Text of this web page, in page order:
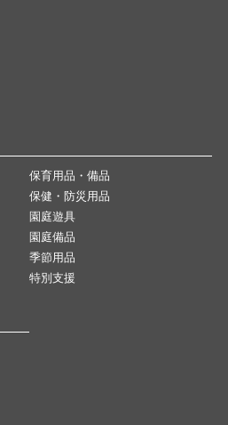
保育用品・備品
保健・防災用品
園庭遊具
園庭備品
季節用品
特別支援